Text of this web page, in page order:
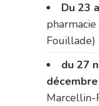
Du 23
Fouillade)
du 27
Marcellin-